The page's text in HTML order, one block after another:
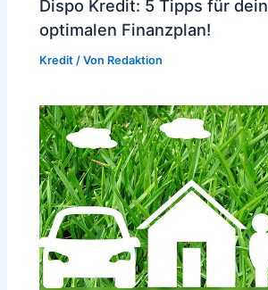
Dispo Kredit: 5 Tipps für
optimalen Finanzplan!
Kredit / Von Redaktion